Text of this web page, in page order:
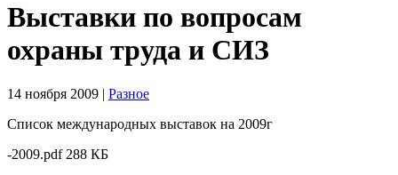
Выставки по вопросам
охраны труда и СИЗ
14 ноября 2009 | Разное
Список международных выставок на 2009г
-2009.pdf 288 КБ